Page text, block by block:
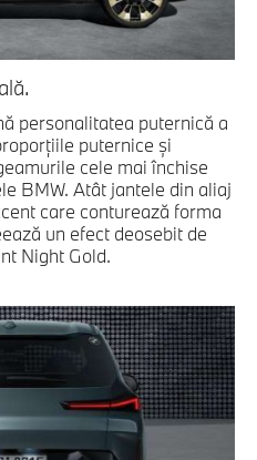
personalitatea puternică a
puternice şi
cele mai închise
BMW. Atât jantele din aliaj
care conturează forma
un efect deosebit de
Night Gold.